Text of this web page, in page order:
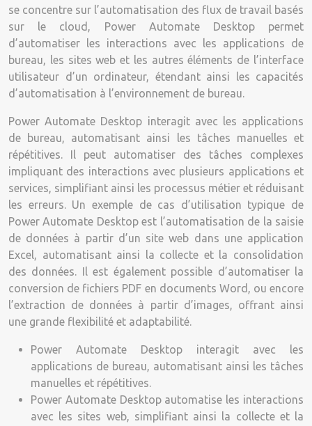
se concentre sur l’automatisation des flux de travail basés
sur le cloud, Power Automate Desktop permet
d’automatiser les interactions avec les applications de
bureau, les sites web et les autres éléments de l’interface
utilisateur d’un ordinateur, étendant ainsi les capacités
d’automatisation à l’environnement de bureau.
Power Automate Desktop interagit avec les applications
de bureau, automatisant ainsi les tâches manuelles et
répétitives. Il peut automatiser des tâches complexes
impliquant des interactions avec plusieurs applications et
services, simplifiant ainsi les processus métier et réduisant
les erreurs. Un exemple de cas d’utilisation typique de
Power Automate Desktop est l’automatisation de la saisie
de données à partir d’un site web dans une application
Excel, automatisant ainsi la collecte et la consolidation
des données. Il est également possible d’automatiser la
conversion de fichiers PDF en documents Word, ou encore
l’extraction de données à partir d’images, offrant ainsi
une grande flexibilité et adaptabilité.
Power Automate Desktop interagit avec les
applications de bureau, automatisant ainsi les tâches
manuelles et répétitives.
Power Automate Desktop automatise les interactions
avec les sites web, simplifiant ainsi la collecte et la